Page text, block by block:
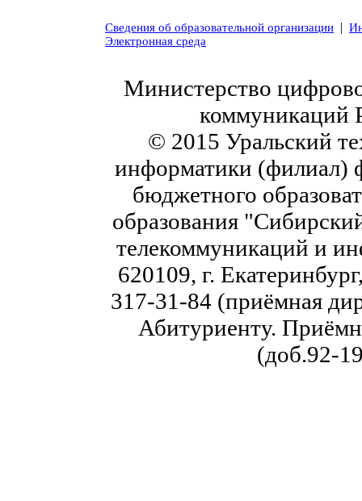
Сведения об образовательной организации |
Электронная среда
Министерство
коммуникаций
© 2015 Уральский
информатики (филиал)
бюджетного
образования
телекоммуникаций и
620109, г.
317-31-84 (приёмная
Абитуриенту.
(доб.92-